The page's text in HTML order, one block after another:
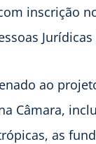
inscrição
Jurídicas
ao
Câmara,
as